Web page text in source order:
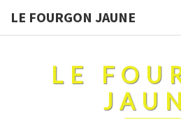
LE FOURGON JAUNE
LE